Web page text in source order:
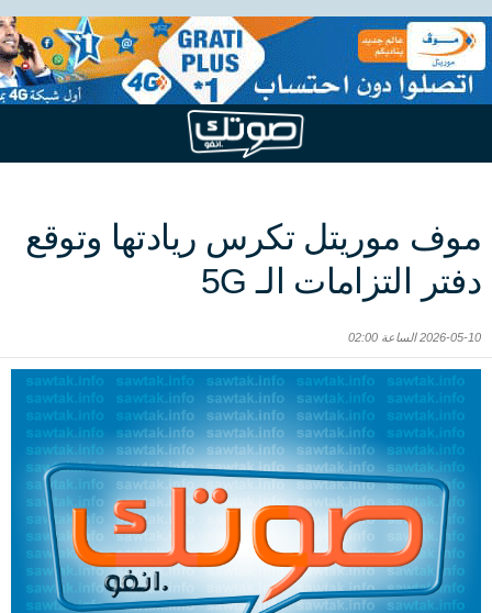
موف موريتل تكرس ريادتها وتوقع
دفتر التزامات الـ 5G
2026-05-10 الساعة 02:00